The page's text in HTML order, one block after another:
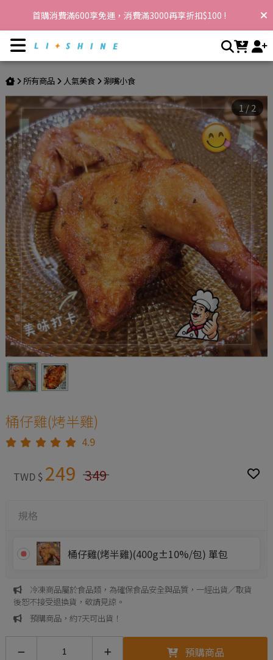
首購消費滿600享免運，消費滿3000再享折扣$100 !
所有商品 人氣美食 涮嘴小食
1 /2
桶仔雞(烤半雞)
4.9
TWD $ 249 349
規格
桶仔雞(烤半雞)(400g±10%/包) 單包
冷凍商品屬於食品類，為確保食品安全與品質，一經出貨／取貨
後恕不接受退換貨，敬請見諒。
預購商品，約7天可出貨！
預購商品